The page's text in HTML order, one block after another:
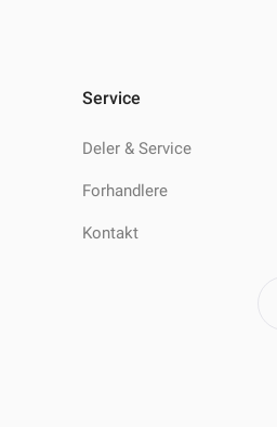
Service
Deler & Service
Forhandlere
Kontakt